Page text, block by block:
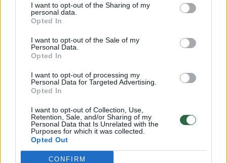
I want to opt-out of the Sharing of my
personal data.
Opted In
I want to opt-out of the Sale of my
Personal Data.
Opted In
I want to opt-out of processing my
Personal Data for Targeted Advertising.
Opted In
I want to opt-out of Collection, Use,
Retention, Sale, and/or Sharing of my
Personal Data that Is Unrelated with the
Purposes for which it was collected.
Opted Out
CONFIRM
medikų preciziškumas, judesių tikslumas, o
operacijos sėkmę lemia ne tik operuojančio
gydytojo ir asistento, bet ir anesteziologo,
anestezistės, operacinės slaugytojų
Prašomi paaiškinti kuo paprasčiau, kaip vyko
šios dvi operacijos, gydytojai papasakojo jų